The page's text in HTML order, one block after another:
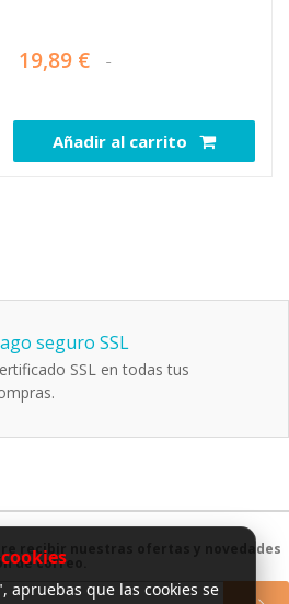
19,89 €
Añadir al carrito
seguro SSL
SSL en todas tus
recibir nuestras ofertas y novedades
de correo.
apruebas que las cookies se